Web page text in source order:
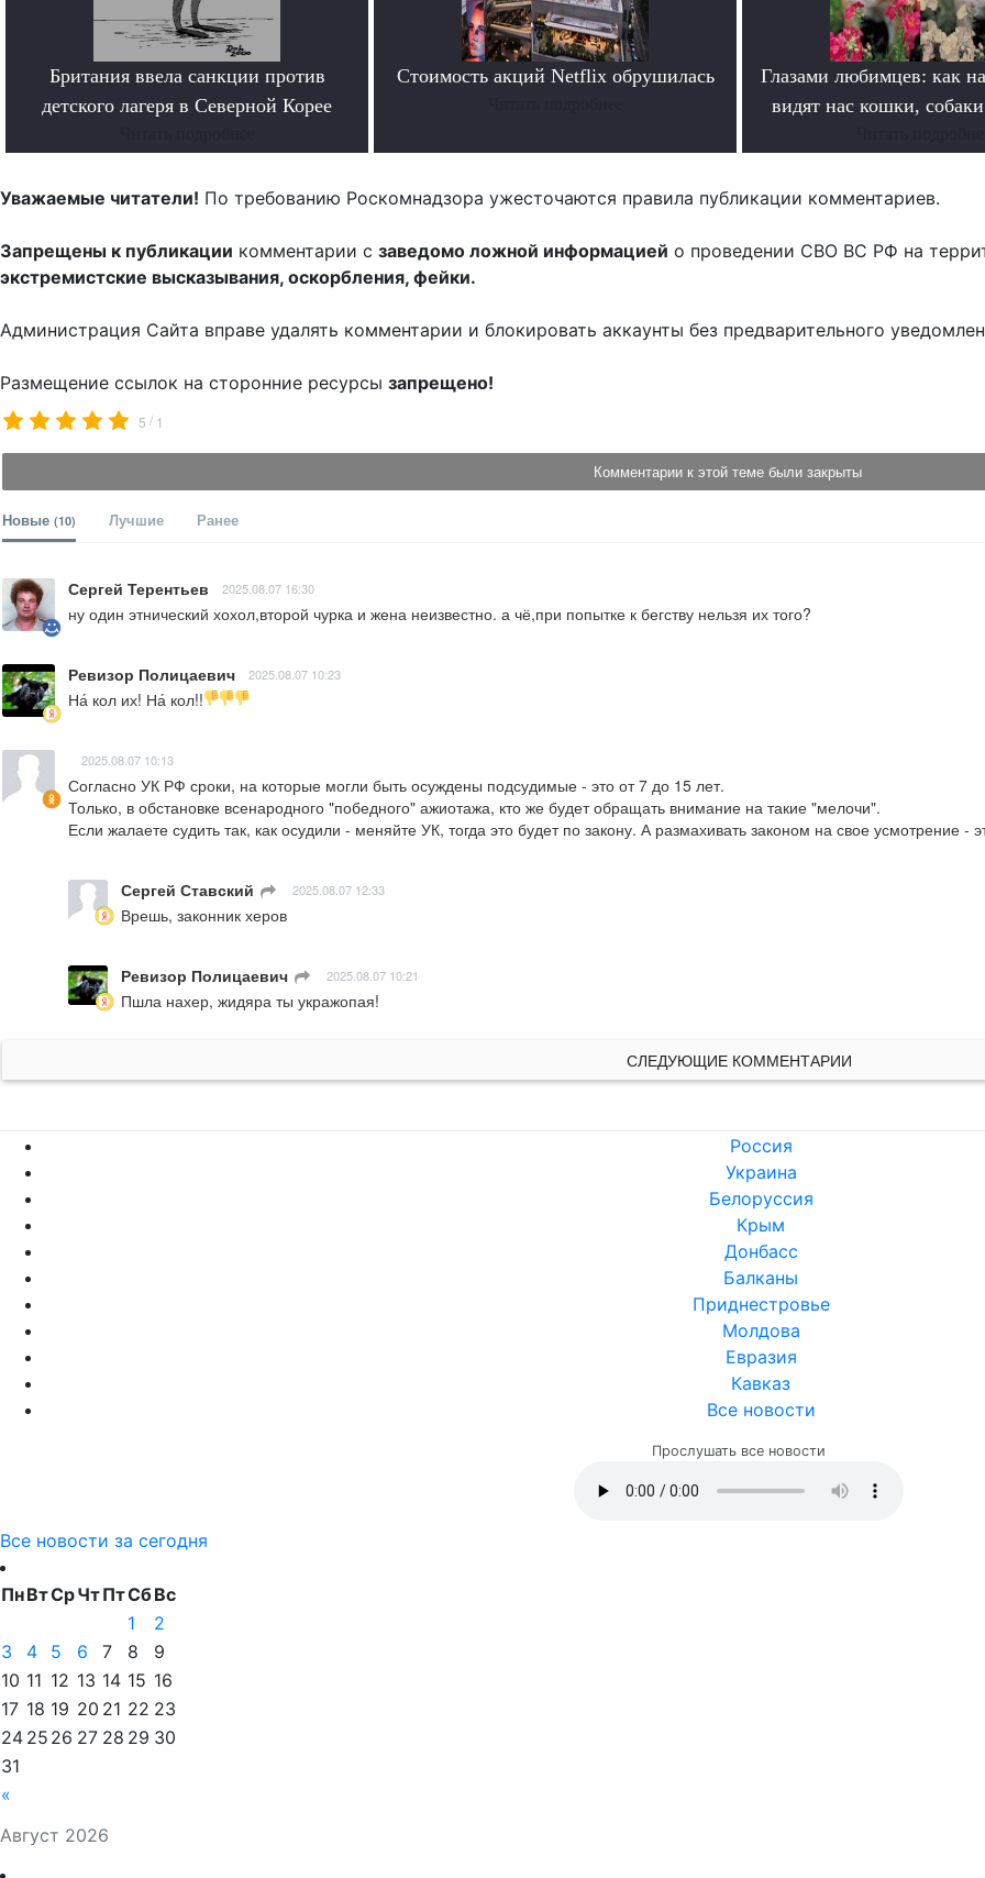
Британия ввела санкции против
детского лагеря в Северной Корее
Стоимость акций Netflix обрушилась
Глазами любимцев: как
видят нас кошки,
Уважаемые читатели! По требованию Роскомнадзора ужесточаются правила публикации комментариев.
Запрещены к публикации комментарии с заведомо ложной информацией о проведении СВО ВС РФ на
экстремистские высказывания, оскорбления, фейки.
Администрация Сайта вправе удалять комментарии и блокировать аккаунты без предварительного
Размещение ссылок на сторонние ресурсы запрещено!
5 / 1
Комментарии к этой теме были закрыты
Новые (10) Лучшие Ранее
Сергей Терентьев 2025.08.07 16:30
ну один этнический хохол,второй чурка и жена неизвестно. а чё,при попытке к бегству нельзя их того?
Ревизор Полицаевич 2025.08.07 10:23
На́ кол их! На́ кол!!
2025.08.07 10:13
Согласно УК РФ сроки, на которые могли быть осуждены подсудимые - это от 7 до 15 лет.
Только, в обстановке всенародного "победного" ажиотажа, кто же будет обращать внимание на такие "мелочи".
Если жалаете судить так, как осудили - меняйте УК, тогда это будет по закону. А размахивать законом на свое усмотрение -
Сергей Ставский 2025.08.07 12:33
Врешь, законник херов
Ревизор Полицаевич 2025.08.07 10:21
Пшла нахер, жидяра ты укражопая!
СЛЕДУЮЩИЕ КОММЕНТАРИИ
Россия
Украина
Белоруссия
Крым
Донбасс
Балканы
Приднестровье
Молдова
Евразия
Кавказ
Все новости
Прослушать все новости
Все новости за сегодня
Август 2026
ПнВтСрЧтПтСбВс
«
1
2
3
4 5 6 7 8
9
10 11 12 13 14 15 16
17 18 19 20 21 22 23
24 25 26 27 28 29 30
31